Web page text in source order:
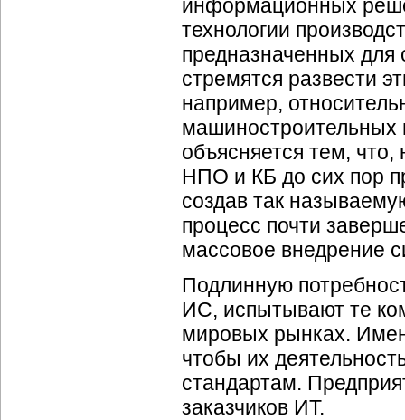
информационных
технологии
предназначенных для
стремятся развести
например,
машиностроительных
объясняется тем,
НПО и КБ до сих пор
создав так
процесс почти
массовое внедрение
Подлинную
ИС, испытывают те
мировых рынках.
чтобы их
стандартам.
заказчиков ИТ.